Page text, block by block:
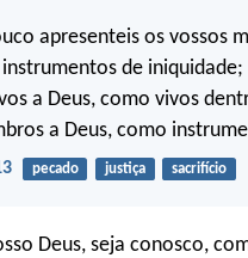
apresenteis os vossos
de iniquidade;
a Deus, como vivos
a Deus, como
pecado justiça sacrifício
Deus, seja conosco,